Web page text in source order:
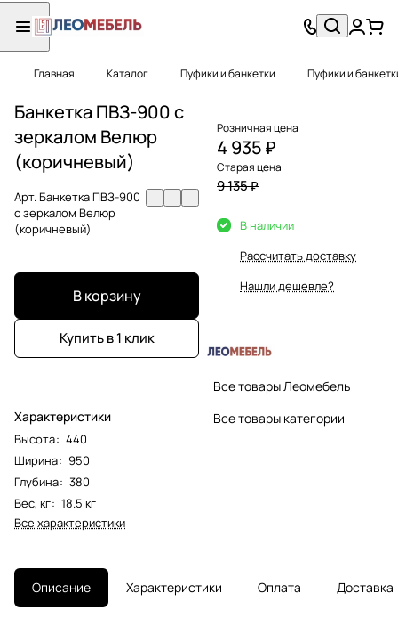
Главная Каталог Пуфики и банкетки Пуфики и
Банкетка ПВЗ-900 с
зеркалом Велюр
(коричневый)
Арт.Банкетка ПВЗ-900
с зеркалом Велюр
(коричневый)
В корзину
Купить в 1 клик
Характеристики
Высота: 440
Ширина: 950
Глубина: 380
Вес, кг: 18.5 кг
Все характеристики
Розничная цена
4 935 ₽
Старая цена
9 135 ₽
В наличии
Рассчитать доставку
Нашли дешевле?
Все товары Леомебель
Все товары категории
Описание Характеристики Оплата Доставка